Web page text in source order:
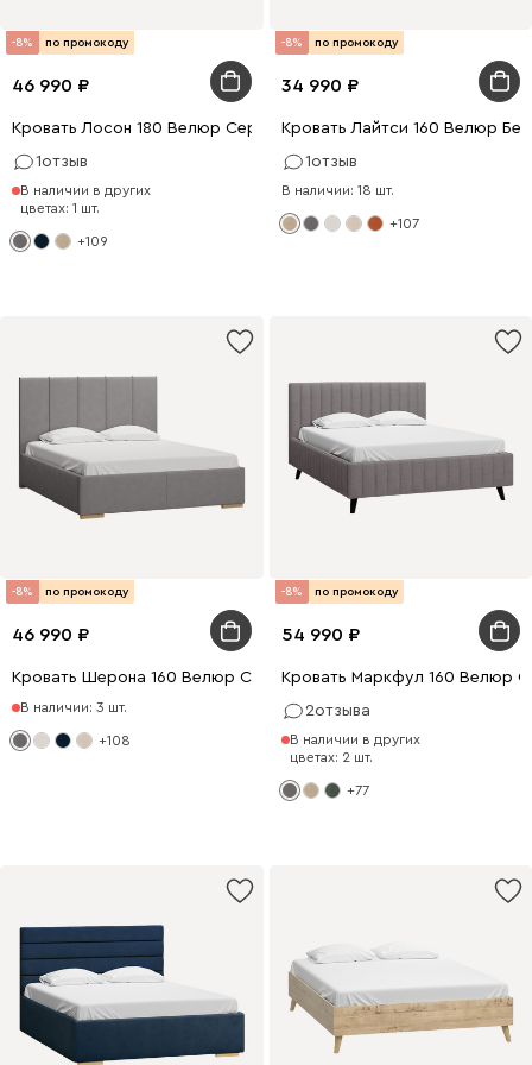
-8% по промокоду
46 990
Кровать Лосон 180 Велюр Серый
1отзыв
В наличии в других
цветах: 1 шт.
+109
-8% по промокоду
34 990
Кровать Лайтси 160 Велюр
1отзыв
В наличии: 18 шт.
+107
-8% по промокоду
46 990
Кровать Шерона 160 Велюр Серый
В наличии: 3 шт.
+108
-8% по промокоду
54 990
Кровать Маркфул 160 Велюр
2отзыва
В наличии в других
цветах: 2 шт.
+77